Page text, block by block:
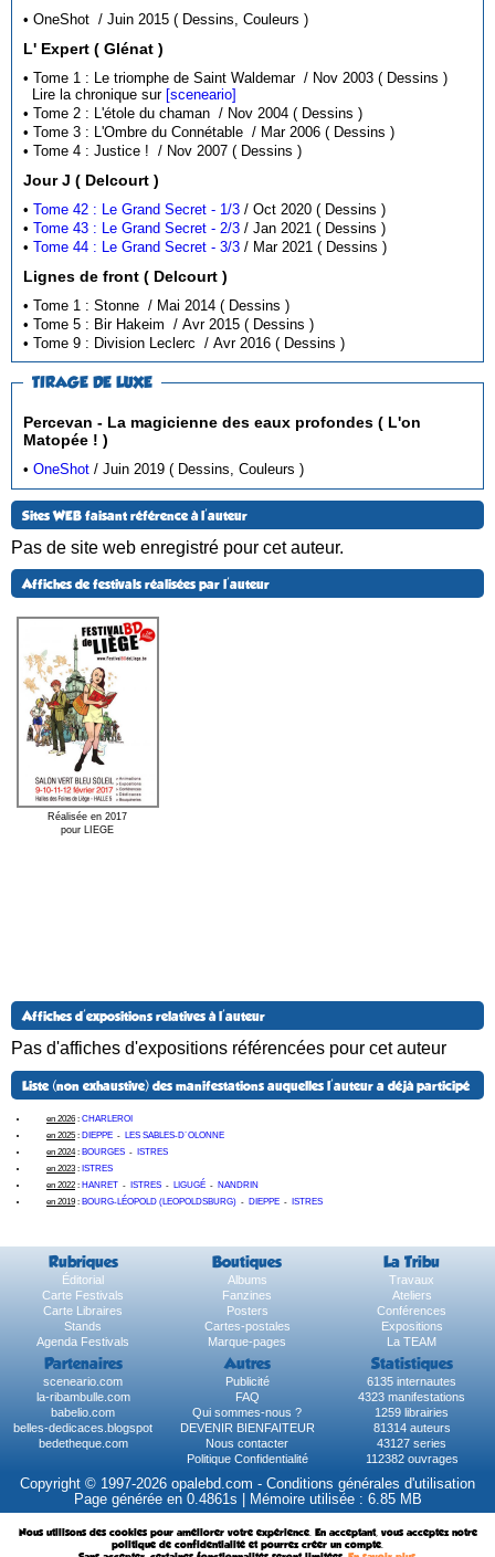
• OneShot / Juin 2015 ( Dessins, Couleurs )
L' Expert ( Glénat )
• Tome 1 : Le triomphe de Saint Waldemar / Nov 2003 ( Dessins )
Lire la chronique sur [sceneario]
• Tome 2 : L'étole du chaman / Nov 2004 ( Dessins )
• Tome 3 : L'Ombre du Connétable / Mar 2006 ( Dessins )
• Tome 4 : Justice ! / Nov 2007 ( Dessins )
Jour J ( Delcourt )
•Tome 42 : Le Grand Secret - 1/3
/ Oct 2020 ( Dessins )
•Tome 43 : Le Grand Secret - 2/3
/ Jan 2021 ( Dessins )
•Tome 44 : Le Grand Secret - 3/3 / Mar 2021 ( Dessins )
Lignes de front ( Delcourt )
• Tome 1 : Stonne / Mai 2014 ( Dessins )
• Tome 5 : Bir Hakeim / Avr 2015 ( Dessins )
• Tome 9 : Division Leclerc / Avr 2016 ( Dessins )
TIRAGE DE LUXE
Percevan - La magicienne des eaux profondes ( L'on
Matopée ! )
•OneShot / Juin 2019 ( Dessins, Couleurs )
Sites WEB faisant référence à l'auteur
Pas de site web enregistré pour cet auteur.
Affiches de festivals réalisées par l'auteur
Réalisée en 2017
pour LIEGE
Affiches d'expositions relatives à l'auteur
Pas d'affiches d'expositions référencées pour cet auteur
Liste (non exhaustive) des manifestations auquelles l'auteur a déjà participé
en 2026 : CHARLEROI
en 2025 : DIEPPE - LES SABLES-D´OLONNE
en 2024: BOURGES -
ISTRES
en 2023 : ISTRES
en 2022 : HANRET - ISTRES - LIGUGÉ - NANDRIN
en 2019 : BOURG-LÉOPOLD (LEOPOLDSBURG) - DIEPPE - ISTRES
Rubriques Boutiques La Tribu
Éditorial Albums
Travaux
Carte Festivals
Fanzines
Ateliers
Carte Libraires
Posters
Conférences
Stands
Cartes-postales
Expositions
Agenda Festivals
Marque-pages La TEAM
Partenaires Autres Statistiques
sceneario.com Publicité
6135 internautes
la-ribambulle.com
FAQ
4323 manifestations
babelio.com
Qui sommes-nous ?
1259 librairies
belles-dedicaces.blogspot
DEVENIR BIENFAITEUR
81314 auteurs
bedetheque.com
Nous contacter
43127 series
Politique Confidentialité
112382 ouvrages
Copyright © 1997-2026 opalebd.com - Conditions générales d'utilisation
Page générée en 0.4861s | Mémoire utilisée : 6.85 MB
Nous utilisons des cookies pour améliorer votre expérience. En acceptant, vous acceptez notre
politique de confidentialité et pourrez créer un compte.